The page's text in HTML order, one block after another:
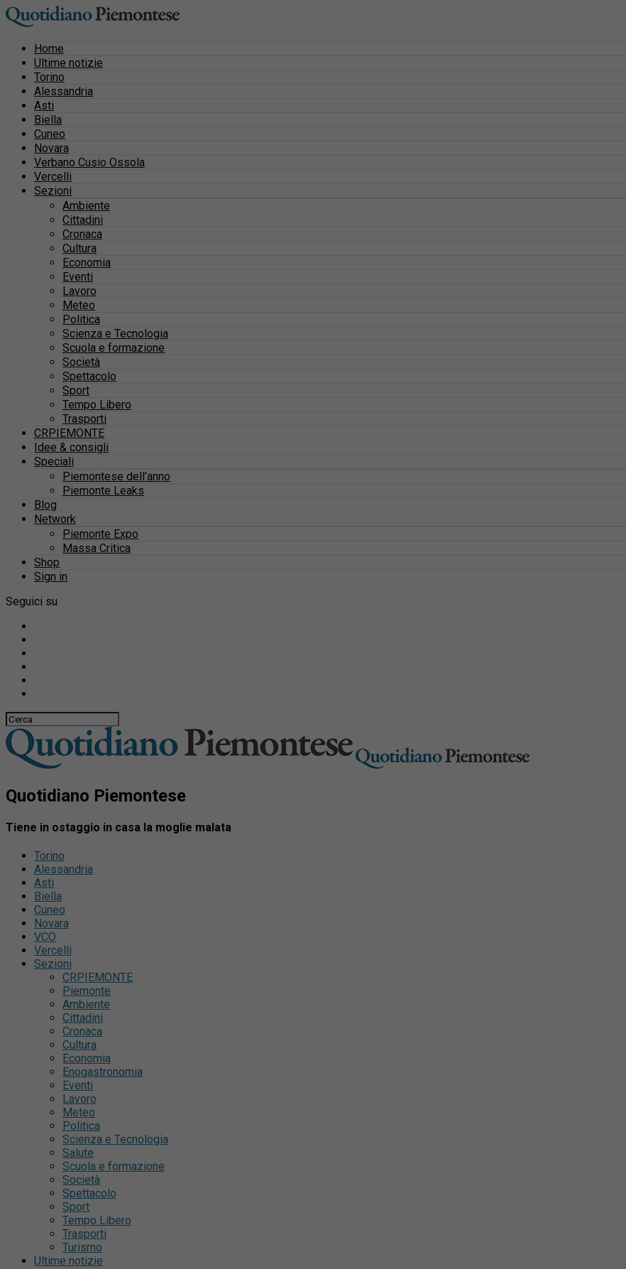
Home
Ultime notizie
Torino
Alessandria
Asti
Biella
Cuneo
Novara
Verbano Cusio Ossola
Vercelli
Sezioni
Ambiente
Cittadini
Cronaca
Cultura
Economia
Eventi
Lavoro
Meteo
Politica
Scienza e Tecnologia
Scuola e formazione
Società
Spettacolo
Sport
Tempo Libero
Trasporti
CRPIEMONTE
Idee & consigli
Speciali
Piemontese dell’anno
Piemonte Leaks
Blog
Network
Piemonte Expo
Massa Critica
Shop
Sign in
Seguici su
Quotidiano Piemontese
Tiene in ostaggio in casa la moglie malata
Torino
Alessandria
Asti
Biella
Cuneo
Novara
VCO
Vercelli
Sezioni
CRPIEMONTE
Piemonte
Ambiente
Cittadini
Cronaca
Cultura
Economia
Enogastronomia
Eventi
Lavoro
Meteo
Politica
Scienza e Tecnologia
Salute
Scuola e formazione
Società
Spettacolo
Sport
Tempo Libero
Trasporti
Turismo
Ultime notizie